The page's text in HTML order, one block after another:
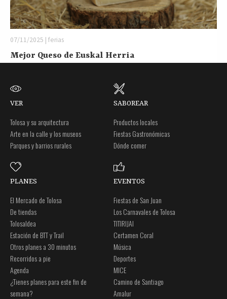
07/11/2025 | ferias
Mejor Queso de Euskal Herria
VER
Tolosa y su arquitectura
Arte en la calle y los museos
Parques y barrios rurales
SABOREAR
Productos locales
Fiestas Gastronómicas
Dónde comer
PLANES
El Mercado de Tolosa
De tiendas
Tolosaldea
Estación de BTT y Trail
Otros planes a 30 minutos
Recorridos a pie
Agenda
¿Tienes planes para este fin de
semana?
EVENTOS
Fiestas de San Juan
Los Carnavales de Tolosa
TITIRIJAI
Certamen Coral
Música
Deportes
MICE
Camino de Santiago
Amalur